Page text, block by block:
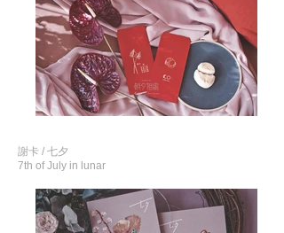
謝卡 / 七夕
7th of July in lunar